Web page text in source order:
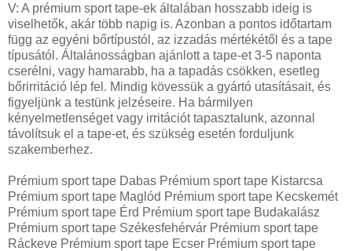
V: A prémium sport tape-ek általában hosszabb ideig is
viselhetők, akár több napig is. Azonban a pontos időtartam
függ az egyéni bőrtípustól, az izzadás mértékétől és a tape
típusától. Általánosságban ajánlott a tape-et 3-5 naponta
cserélni, vagy hamarabb, ha a tapadás csökken, esetleg
bőrirritáció lép fel. Mindig kövessük a gyártó utasításait, és
figyeljünk a testünk jelzéseire. Ha bármilyen
kényelmetlenséget vagy irritációt tapasztalunk, azonnal
távolítsuk el a tape-et, és szükség esetén forduljunk
szakemberhez.
Prémium sport tape Dabas Prémium sport tape Kistarcsa
Prémium sport tape Maglód Prémium sport tape Kecskemét
Prémium sport tape Érd Prémium sport tape Budakalász
Prémium sport tape Székesfehérvár Prémium sport tape
Ráckeve Prémium sport tape Ecser Prémium sport tape